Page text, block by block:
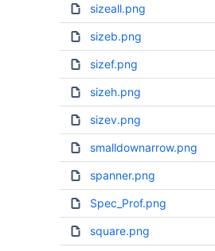
sizeall.png
sizeb.png
sizef.png
sizeh.png
sizev.png
smalldownarrow.png
spanner.png
Spec_Prof.png
square.png